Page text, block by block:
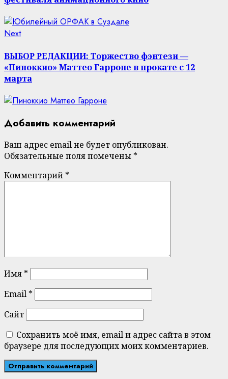
NextNext
ВЫБОР РЕДАКЦИИ: Торжество фэнтези —
«Пиноккио» Маттео Гарроне в прокате с 12
марта
Добавить комментарий
Ваш адрес email не будет опубликован.
Обязательные поля помечены *
Комментарий *
Имя *
Email *
Сайт
Сохранить моё имя, email и адрес сайта в этом
браузере для последующих моих комментариев.